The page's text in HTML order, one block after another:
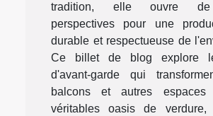
tradition, elle ouvre de
perspectives pour une
durable et respectueuse de
Ce billet de blog explore
d'avant-garde qui
balcons et autres
véritables oasis de